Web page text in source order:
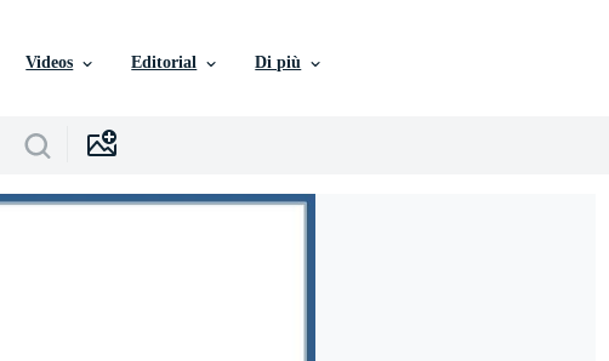
Videos Editorial Di più